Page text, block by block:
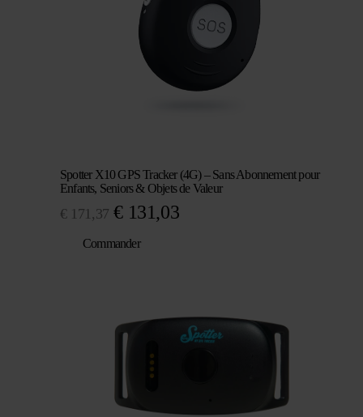
Spotter X10 GPS Tracker (4G) – Sans Abonnement pour
Enfants, Seniors & Objets de Valeur
€ 171,37 Le
prix
€ 131,03Le
Commander